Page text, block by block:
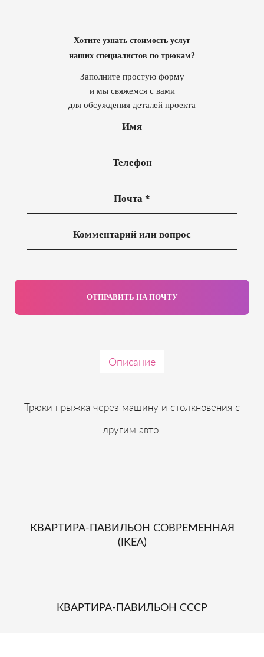
Хотите узнать стоимость услуг
наших специалистов по трюкам?
Заполните простую форму
и мы свяжемся с вами
для обсуждения деталей проекта
ОТПРАВИТЬ НА ПОЧТУ
Описание
Трюки прыжка через машину и столкновения с
другим авто.
КВАРТИРА-ПАВИЛЬОН СОВРЕМЕННАЯ
(IKEA)
КВАРТИРА-ПАВИЛЬОН СССР